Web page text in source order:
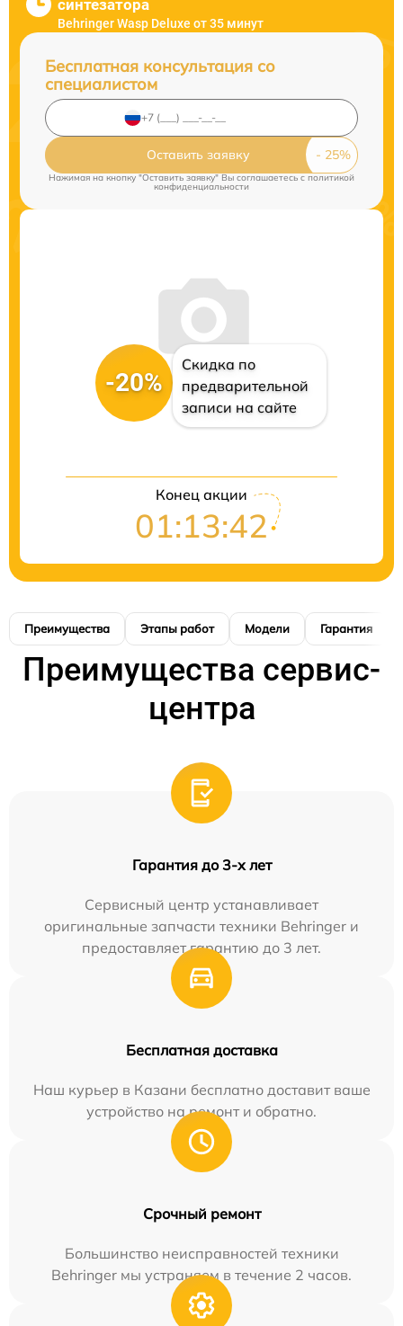
синтезатора
Behringer Wasp Deluxe от 35 минут
Бесплатная консультация со
специалистом
Оставить заявку
Нажимая на кнопку "Оставить заявку" Вы соглашаетесь cполитикой
конфиденциальности
-20%
Скидка по
предварительной
записи на сайте
Конец акции
01:13:41
Преимущества Этапы работ Модели Гарантия
Преимущества сервис-
центра
Гарантия до 3-х лет
Сервисный центр устанавливает
оригинальные запчасти техники Behringer и
предоставляет гарантию до 3 лет.
Бесплатная доставка
Наш курьер в Казани бесплатно доставит ваше
устройство на ремонт и обратно.
Срочный ремонт
Большинство неисправностей техники
Behringer мы устраняем в течение 2 часов.